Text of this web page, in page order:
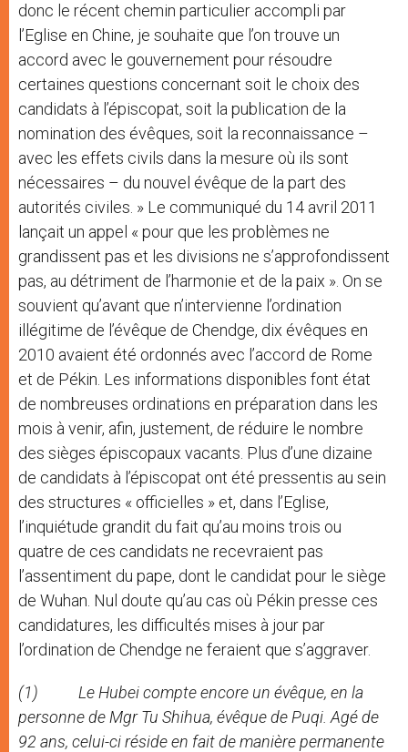
donc le récent chemin particulier accompli par
l’Eglise en Chine, je souhaite que l’on trouve un
accord avec le gouvernement pour résoudre
certaines questions concernant soit le choix des
candidats à l’épiscopat, soit la publication de la
nomination des évêques, soit la reconnaissance –
avec les effets civils dans la mesure où ils sont
nécessaires – du nouvel évêque de la part des
autorités civiles. » Le communiqué du 14 avril 2011
lançait un appel « pour que les problèmes ne
grandissent pas et les divisions ne s’approfondissent
pas, au détriment de l’harmonie et de la paix ». On se
souvient qu’avant que n’intervienne l’ordination
illégitime de l’évêque de Chendge, dix évêques en
2010 avaient été ordonnés avec l’accord de Rome
et de Pékin. Les informations disponibles font état
de nombreuses ordinations en préparation dans les
mois à venir, afin, justement, de réduire le nombre
des sièges épiscopaux vacants. Plus d’une dizaine
de candidats à l’épiscopat ont été pressentis au sein
des structures « officielles » et, dans l’Eglise,
l’inquiétude grandit du fait qu’au moins trois ou
quatre de ces candidats ne recevraient pas
l’assentiment du pape, dont le candidat pour le siège
de Wuhan. Nul doute qu’au cas où Pékin presse ces
candidatures, les difficultés mises à jour par
l’ordination de Chendge ne feraient que s’aggraver.
(1) Le Hubei compte encore un évêque, en la
personne de Mgr Tu Shihua, évêque de Puqi. Agé de
92 ans, celui-ci réside en fait de manière permanente